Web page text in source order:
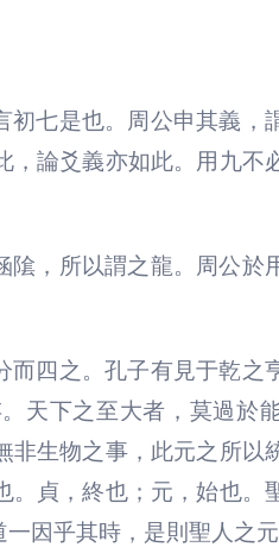
七是也。周公申其義，
論爻義亦如此。用九不
，所以謂之龍。周公於
四之。孔子有見于乾之
天下之至大者，莫過於
生物之事，此元之所以
貞，終也；元，始也。
因乎其時，是則聖人之元